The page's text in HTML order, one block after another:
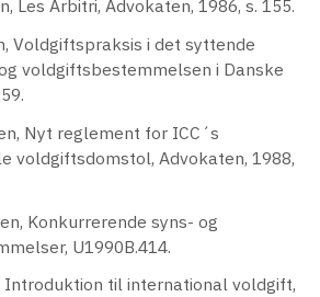
Les Arbitri, Advokaten, 1986, s. 155.
Voldgiftspraksis i det syttende
voldgiftsbestemmelsen i Danske
Nyt reglement for ICC´s
voldgiftsdomstol, Advokaten, 1988,
Konkurrerende syns- og
U1990B.414.
Introduktion til international voldgift,